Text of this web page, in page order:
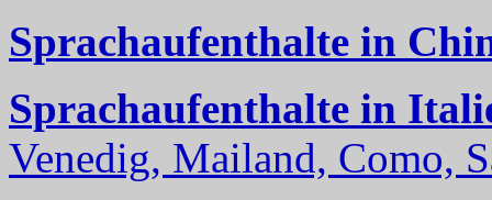
Sprachaufenthalte in
Sprachaufenthalte in
Venedig, Mailand, Como,